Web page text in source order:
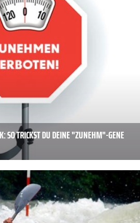
SO TRICKST DU DEINE "ZUNEHM"-GENE